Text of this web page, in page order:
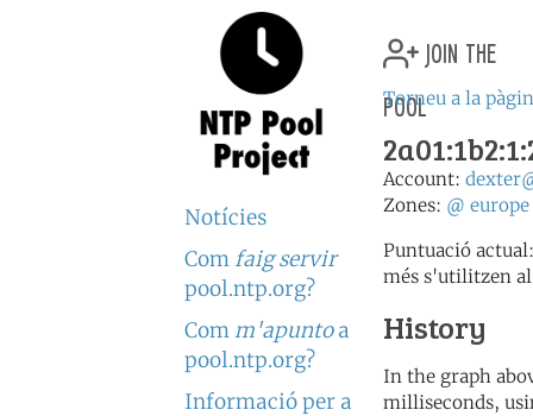
Notícies
Com faig servir
pool.ntp.org?
Com m'apuntoa
pool.ntp.org?
Informació per a
join the
pool
Torneu a la
Account:
Zones: @ europe
Puntuació
més s'utilitzen
History
In the graph
milliseconds,